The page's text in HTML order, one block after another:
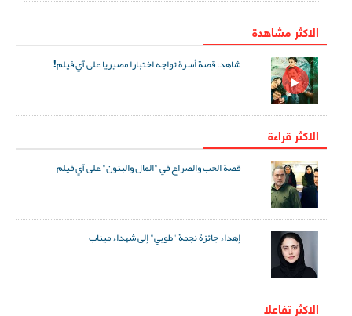
الاكثر مشاهدة
شاهد: قصة أسرة تواجه اختبارا مصيريا على آي فيلم!
الاكثر قراءة
قصة الحب والصراع في "المال والبنون" على آي فيلم
إهداء جائزة نجمة "طوبي" إلى شهداء ميناب
الاکثر تفاعلا